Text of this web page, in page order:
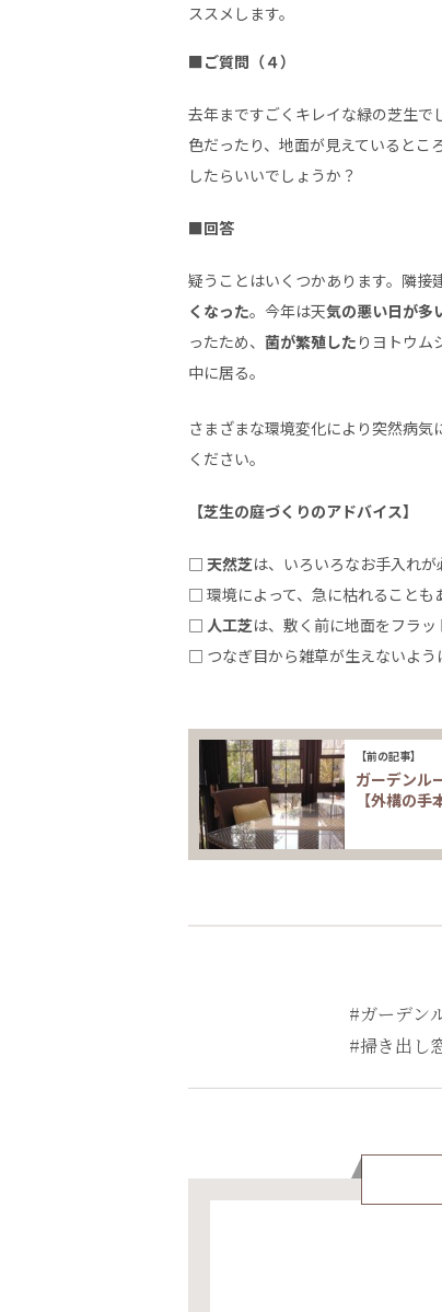
ススメします。
■ご質問（４）
去年まですごくキレイな緑の芝生で
色だったり、地面が見えているとこ
したらいいでしょうか？
■回答
疑うことはいくつかあります。隣接
くなった。今年は天気の悪い日が多
ったため、 菌が繁殖した りヨトウム
中に居る。
さまざまな環境変化により突然病
ください。
【芝生の庭づくりのアドバイス】
□ 天然芝は、いろいろなお手入れが
□ 環境によって、急に枯れることも
□ 人工芝は、敷く前に地面をフラッ
□ つなぎ目から雑草が生えないよう
【前の記事】
ガーデンル
【外構の
#ガーデン
#掃き出し